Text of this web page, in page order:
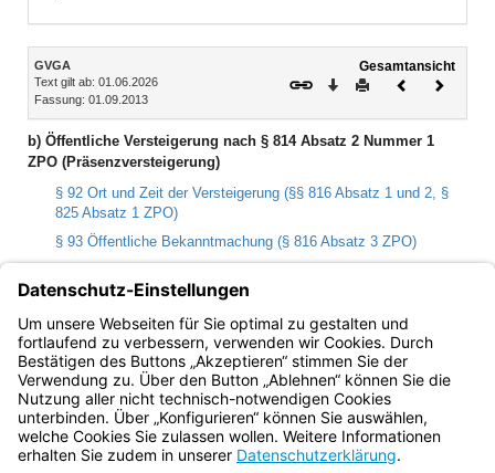
Inhalt
GVGA
Text gilt ab: 01.06.2026
Fassung: 01.09.2013
Gesamtansicht
Download
DruckenVorheriges
b) Öffentliche Versteigerung nach § 814 Absatz 2 Nummer 1
ZPO (Präsenzversteigerung)
§ 92 Ort und Zeit der Versteigerung (§§ 816 Absatz 1 und 2, §
825 Absatz 1 ZPO)
§ 93 Öffentliche Bekanntmachung (§ 816 Absatz 3 ZPO)
§ 95 Versteigerungstermin (§ 816 Absatz 4, §§ 817, 817a, 818
ZPO)
§ 96 Versteigerungsprotokoll
Bayern.de
BayernPortal